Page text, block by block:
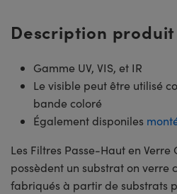
Description produit
Gamme UV, VIS, et IR
Le visible peut être utilisé
bande coloré
Également disponiles
Les Filtres Passe-Haut en Verre
possèdent un substrat on verre
fabriqués à partir de substrats